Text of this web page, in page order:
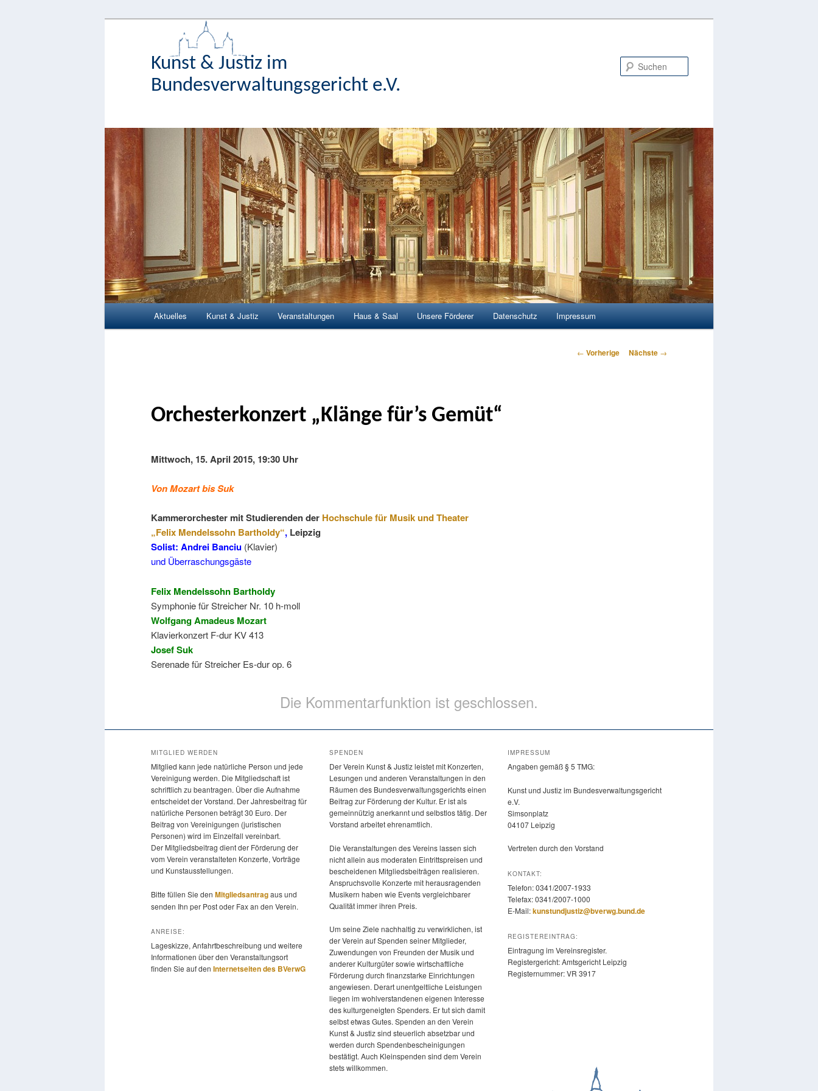
Kunst & Justiz im
Bundesverwaltungsgericht e.V.
Hauptmenü
Zum Inhalt wechseln
Zum sekundären Inhalt wechseln
Aktuelles Kunst & Justiz Veranstaltungen Haus & Saal Unsere Förderer Datenschutz Impressum
Artikelnavigation
← Vorherige Nächste →
Orchesterkonzert „Klänge für’s Gemüt“
Mittwoch, 15. April 2015, 19:30 Uhr
Von Mozart bis Suk
Kammerorchester mit Studierenden der Hochschule für Musik und Theater
„Felix Mendelssohn Bartholdy“, Leipzig
Solist: Andrei Banciu (Klavier)
und Überraschungsgäste
Felix Mendelssohn Bartholdy
Symphonie für Streicher Nr. 10 h-moll
Wolfgang Amadeus Mozart
Klavierkonzert F-dur KV 413
Josef Suk
Serenade für Streicher Es-dur op. 6
Die Kommentarfunktion ist geschlossen.
MITGLIED WERDEN
Mitglied kann jede natürliche Person und jede
Vereinigung werden. Die Mitgliedschaft ist
schriftlich zu beantragen. Über die Aufnahme
entscheidet der Vorstand. Der Jahresbeitrag für
natürliche Personen beträgt 30 Euro. Der
Beitrag von Vereinigungen (juristischen
Personen) wird im Einzelfall vereinbart.
Der Mitgliedsbeitrag dient der Förderung der
vom Verein veranstalteten Konzerte, Vorträge
und Kunstausstellungen.
Bitte füllen Sie den Mitgliedsantragaus und
senden Ihn per Post oder Fax an den Verein.
ANREISE:
Lageskizze, Anfahrtbeschreibung und weitere
Informationen über den Veranstaltungsort
finden Sie auf den Internetseiten des BVerwG
SPENDEN
Der Verein Kunst & Justiz leistet mit Konzerten,
Lesungen und anderen Veranstaltungen in den
Räumen des Bundesverwaltungsgerichts einen
Beitrag zur Förderung der Kultur. Er ist als
gemeinnützig anerkannt und selbstlos tätig. Der
Vorstand arbeitet ehrenamtlich.
Die Veranstaltungen des Vereins lassen sich
nicht allein aus moderaten Eintrittspreisen und
bescheidenen Mitgliedsbeiträgen realisieren.
Anspruchsvolle Konzerte mit herausragenden
Musikern haben wie Events vergleichbarer
Qualität immer ihren Preis.
Um seine Ziele nachhaltig zu verwirklichen, ist
der Verein auf Spenden seiner Mitglieder,
Zuwendungen von Freunden der Musik und
anderer Kulturgüter sowie wirtschaftliche
Förderung durch finanzstarke Einrichtungen
angewiesen. Derart unentgeltliche Leistungen
liegen im wohlverstandenen eigenen Interesse
des kulturgeneigten Spenders. Er tut sich damit
selbst etwas Gutes. Spenden an den Verein
Kunst & Justiz sind steuerlich absetzbar und
werden durch Spendenbescheinigungen
bestätigt. Auch Kleinspenden sind dem Verein
stets willkommen.
IMPRESSUM
Angaben gemäß § 5 TMG:
Kunst und Justiz im Bundesverwaltungsgericht
e.V.
Simsonplatz
04107 Leipzig
Vertreten durch den Vorstand
KONTAKT:
Telefon: 0341/2007-1933
Telefax: 0341/2007-1000
E-Mail:kunstundjustiz@bverwg.bund.de
REGISTEREINTRAG:
Eintragung im Vereinsregister.
Registergericht: Amtsgericht Leipzig
Registernummer: VR 3917